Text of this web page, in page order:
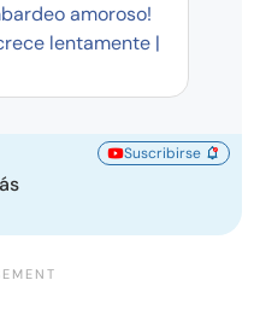
amoroso!
lentamente |
Suscribirse